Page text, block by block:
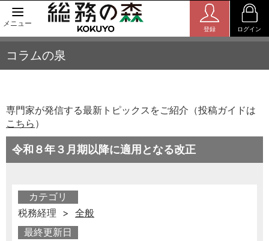
メニュー
登録 ログイン
コラムの泉
専門家が発信する最新トピックスをご紹介（投稿ガイドは
こちら ）
令和８年３月期以降に適用となる改正
カテゴリ
税務経理 > 全般
最終更新日